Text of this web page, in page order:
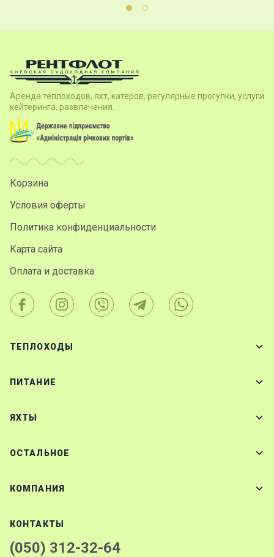
Аренда теплоходов, яхт, катеров, регулярные прогулки, услуги
кейтеринга, развлечения.
Корзина
Условия оферты
Политика конфиденциальности
Карта сайта
Оплата и доставка
ТЕПЛОХОДЫ
ПИТАНИЕ
ЯХТЫ
ОСТАЛЬНОЕ
КОМПАНИЯ
КОНТАКТЫ
(050) 312-32-64